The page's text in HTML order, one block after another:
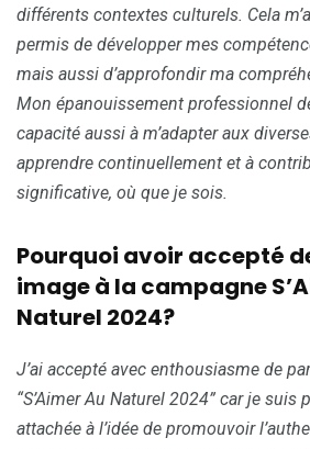
différents contextes culturels. Cela
permis de développer mes
mais aussi d’approfondir ma
Mon épanouissement professionnel
capacité aussi à m’adapter aux
apprendre continuellement et à
significative, où que je sois.
Pourquoi avoir accepté
image à la campagne
Naturel 2024?
J’ai accepté avec enthousiasme de
“S’Aimer Au Naturel 2024” car je suis
attachée à l’idée de promouvoir